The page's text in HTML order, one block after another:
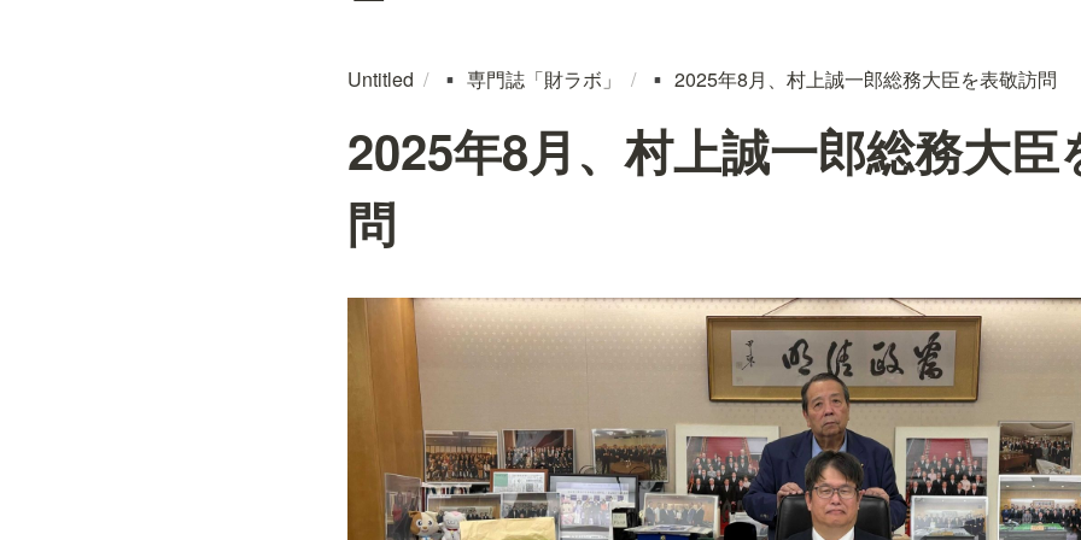
Untitled / ▪️ 専門誌「財ラボ」 / ▪️ 2025年8月、村上誠一郎総務大臣を表敬訪問
2025年8月、村上誠一郎総務大臣
問